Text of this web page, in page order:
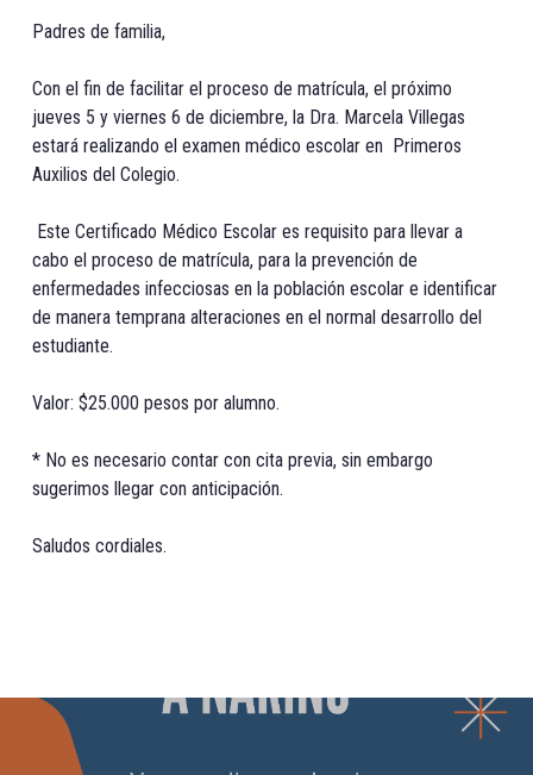
Padres de familia,
Con el fin de facilitar el proceso de matrícula, el próximo
jueves 5 y viernes 6 de diciembre, la Dra. Marcela Villegas
estará realizando el examen médico escolar en Primeros
Auxilios del Colegio.
Este Certificado Médico Escolar es requisito para llevar a
cabo el proceso de matrícula, para la prevención de
enfermedades infecciosas en la población escolar e identificar
de manera temprana alteraciones en el normal desarrollo del
estudiante.
Valor: $25.000 pesos por alumno.
* No es necesario contar con cita previa, sin embargo
sugerimos llegar con anticipación.
Saludos cordiales.